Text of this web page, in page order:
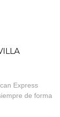
Express
de forma